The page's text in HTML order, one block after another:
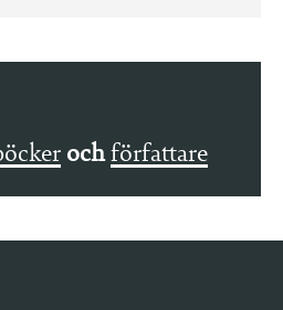
och författare